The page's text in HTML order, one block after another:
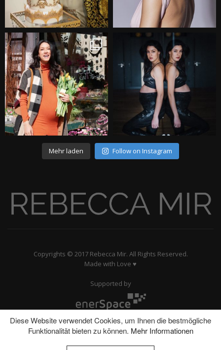
Mehr laden Follow on Instagram
Copyrights © 2017 Rebecca Mir. All Rights Reserved.
Made with Love ♥
Supported by
Diese Website verwendet Cookies, um Ihnen die bestmögliche
Funktionalität bieten zu können. Mehr Informationen